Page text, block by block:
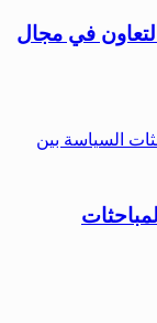
في مجال